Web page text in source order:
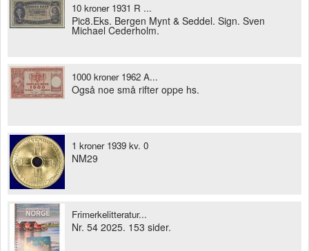
10 kroner 1931 R ...
Pic8.Eks. Bergen Mynt & Seddel. Sign. Sven
Michael Cederholm.
1000 kroner 1962 A...
Også noe små rifter oppe hs.
1 kroner 1939 kv. 0
NM29
Frimerkelitteratur...
Nr. 54 2025. 153 sider.